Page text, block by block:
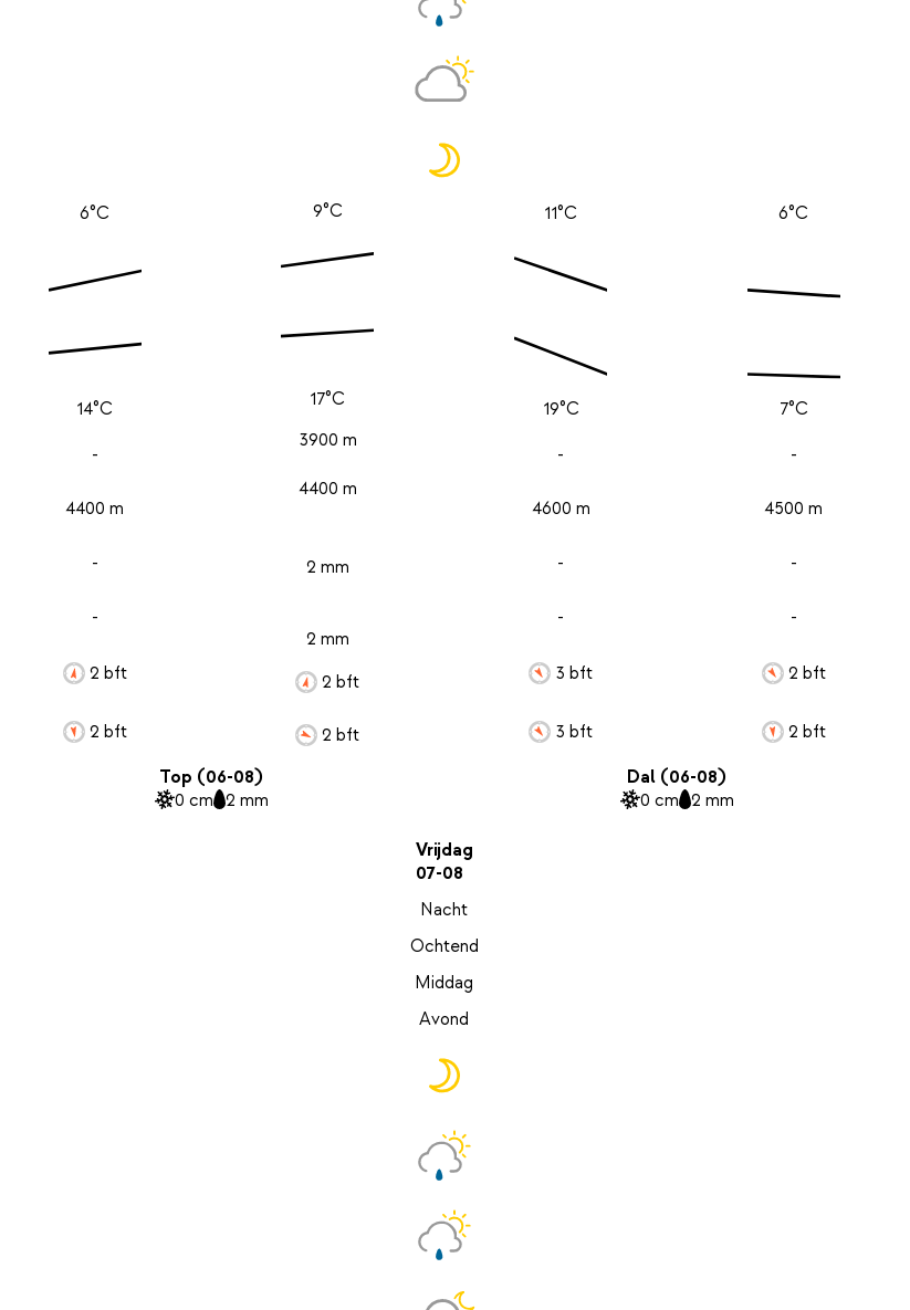
6°C
14°C
-
4400 m
-
-
2 bft
2 bft
9°C
17°C
3900 m
4400 m
2 mm
2 mm
2 bft
2 bft
11°C
19°C
-
4600 m
-
-
3 bft
3 bft
6°C
7°C
-
4500 m
-
-
2 bft
2 bft
Top (06-08)
0 cm 2 mm
Dal (06-08)
0 cm 2 mm
Vrijdag
07-08
Nacht
Ochtend
Middag
Avond